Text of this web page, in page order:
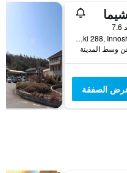
Hiraki 288, Innoshimahabucho, أونوميتشي, اليابان
الصفقة